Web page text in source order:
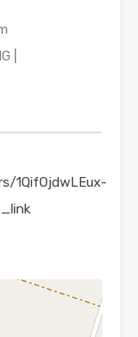
|
1QifOjdwLEux-